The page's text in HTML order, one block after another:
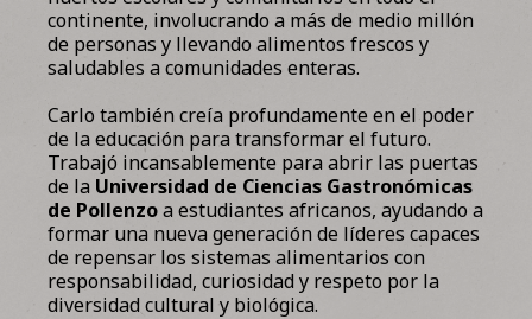
continente, involucrando a más de medio millón
de personas y llevando alimentos frescos y
saludables a comunidades enteras.
Carlo también creía profundamente en el poder
de la educación para transformar el futuro.
Trabajó incansablemente para abrir las puertas
de la Universidad de Ciencias Gastronómicas
de Pollenzoa estudiantes africanos, ayudando a
formar una nueva generación de líderes capaces
de repensar los sistemas alimentarios con
responsabilidad, curiosidad y respeto por la
diversidad cultural y biológica.